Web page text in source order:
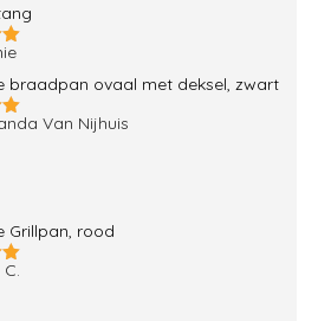
braadpan ovaal met deksel, zwart
Van Nijhuis
Grillpan, rood